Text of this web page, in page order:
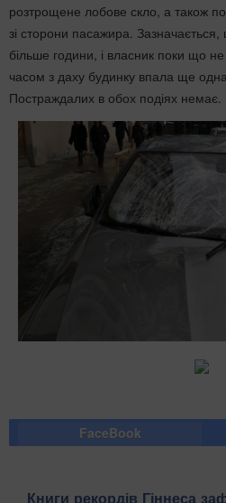
розтрощене лобове скло, а також
зі сторони пасажира.
більше години, і власник поки що
часом з даху будинку впала ще
Постраждалих в обох подіях немає.
FaceBook
Книги рекордів Гіннеса